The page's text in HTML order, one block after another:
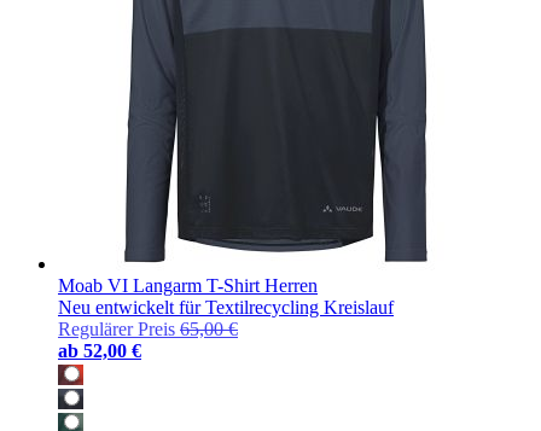
Moab VI Langarm T-Shirt Herren
Neu entwickelt für Textilrecycling Kreislauf
Regulärer Preis 65,00 €
ab 52,00 €